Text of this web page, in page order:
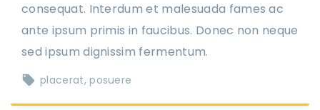
consequat. Interdum et malesuada fames ac
ante ipsum primis in faucibus. Donec non neque
sed ipsum dignissim fermentum.
placerat posuere